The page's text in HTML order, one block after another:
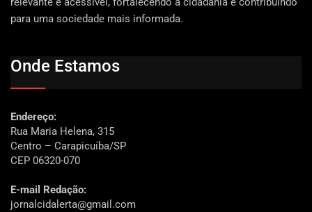
para uma sociedade mais informada.
Onde Estamos
Endereço:
Rua Maria Helena, 315
Centro – Carapicuíba/SP
CEP 06320-070
E-mail Redação:
jornalcidalerta@gmail.com